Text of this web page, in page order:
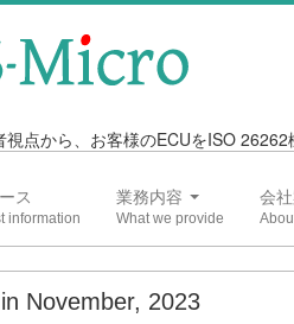
点から、お客様のECUをISO
ス 業務内容 会
November, 2023